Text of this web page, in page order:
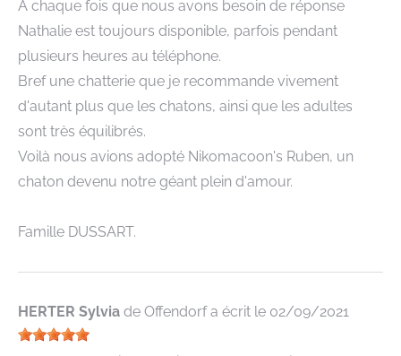
A chaque fois que nous avons besoin de réponse
Nathalie est toujours disponible, parfois pendant
plusieurs heures au téléphone.
Bref une chatterie que je recommande vivement
d'autant plus que les chatons, ainsi que les adultes
sont très équilibrés.
Voilà nous avions adopté Nikomacoon's Ruben, un
chaton devenu notre géant plein d'amour.
Famille DUSSART.
HERTER Sylvia de Offendorf a écrit le 02/09/2021